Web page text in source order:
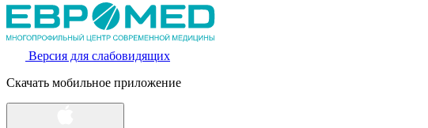
Версия для слабовидящих
Скачать мобильное приложение